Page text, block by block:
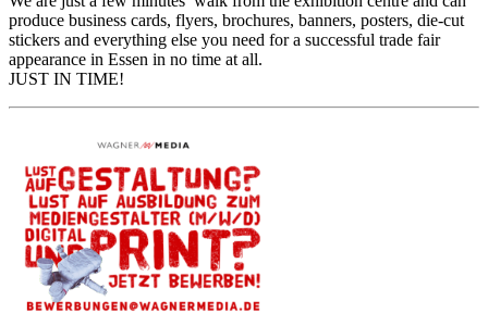
produce business cards, flyers, brochures, banners, posters, die-cut
stickers and everything else you need for a successful trade fair
appearance in Essen in no time at all.
JUST IN TIME!